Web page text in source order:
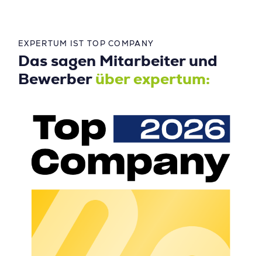
EXPERTUM IST TOP COMPANY
Das sagen Mitarbeiter und
Bewerber über expertum: